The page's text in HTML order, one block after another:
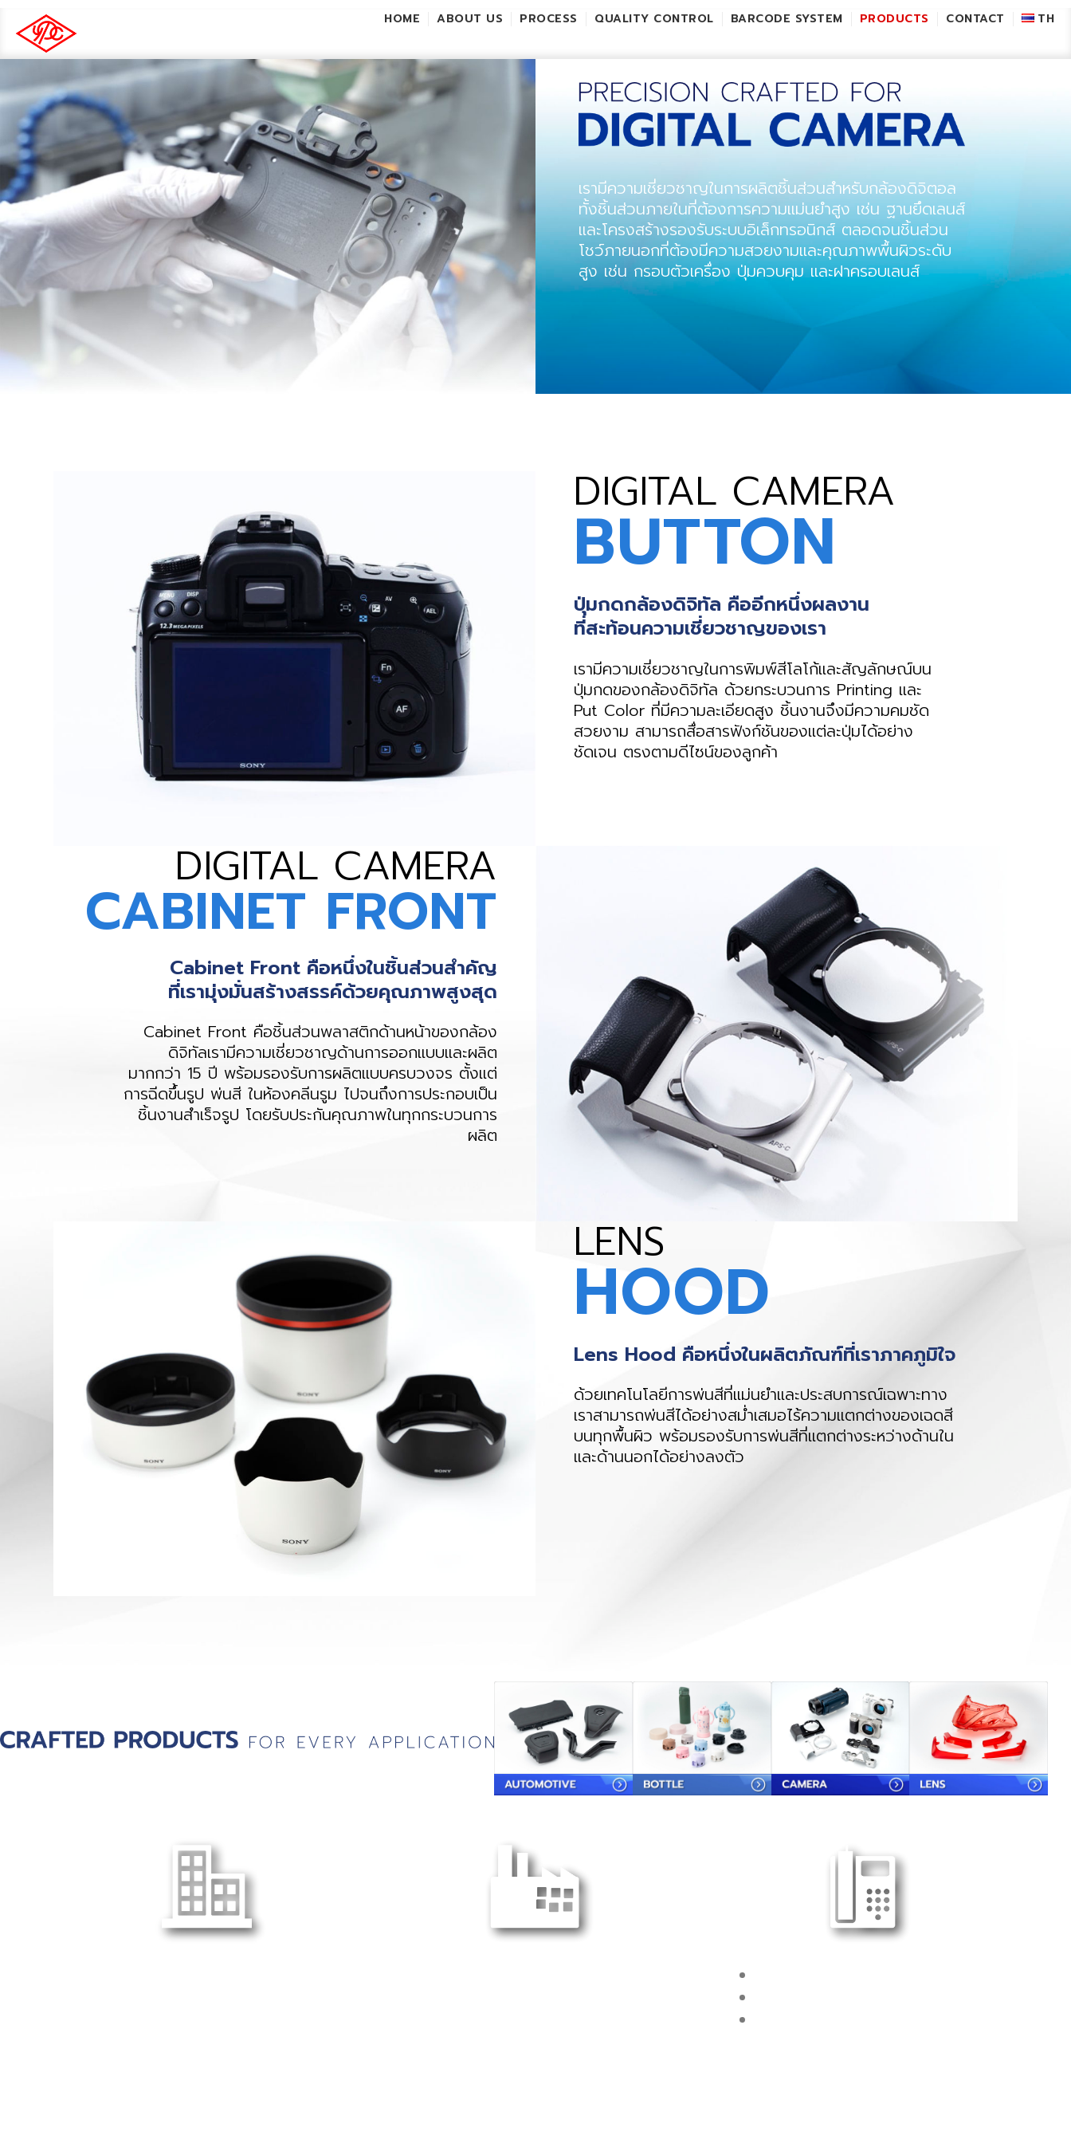
HOME ABOUT US PROCESS QUALITY CONTROL BARCODE SYSTEM PRODUCTS CONTACT TH
เรามีความเชี่ยวชาญในการผลิตชิ้นส่วนสำหรับกล้องดิจิตอล
ทั้งชิ้นส่วนภายในที่ต้องการความแม่นยำสูง เช่น ฐานยึดเลนส์
และโครงสร้างรองรับระบบอิเล็กทรอนิกส์ ตลอดจนชิ้นส่วน
โชว์ภายนอกที่ต้องมีความสวยงามและคุณภาพพื้นผิวระดับ
สูง เช่น กรอบตัวเครื่อง ปุ่มควบคุม และฝาครอบเลนส์
DIGITAL CAMERA
BUTTON
ปุ่มกดกล้องดิจิทัล คืออีกหนึ่งผลงาน
ที่สะท้อนความเชี่ยวชาญของเรา
เรามีความเชี่ยวชาญในการพิมพ์สีโลโก้และสัญลักษณ์บน
ปุ่มกดของกล้องดิจิทัล ด้วยกระบวนการ Printing และ
Put Color ที่มีความละเอียดสูง ชิ้นงานจึงมีความคมชัด
สวยงาม สามารถสื่อสารฟังก์ชันของแต่ละปุ่มได้อย่าง
ชัดเจน ตรงตามดีไซน์ของลูกค้า
DIGITAL CAMERA
CABINET FRONT
Cabinet Front คือหนึ่งในชิ้นส่วนสำคัญ
ที่เรามุ่งมั่นสร้างสรรค์ด้วยคุณภาพสูงสุด
Cabinet Front คือชิ้นส่วนพลาสติกด้านหน้าของกล้อง
ดิจิทัลเรามีความเชี่ยวชาญด้านการออกแบบและผลิต
มากกว่า 15 ปี พร้อมรองรับการผลิตแบบครบวงจร ตั้งแต่
การฉีดขึ้นรูป พ่นสี ในห้องคลีนรูม ไปจนถึงการประกอบเป็น
ชิ้นงานสำเร็จรูป โดยรับประกันคุณภาพในทุกกระบวนการ
ผลิต
LENS
HOOD
Lens Hood คือหนึ่งในผลิตภัณฑ์ที่เราภาคภูมิใจ
ด้วยเทคโนโลยีการพ่นสีที่แม่นยำและประสบการณ์เฉพาะทาง
เราสามารถพ่นสีได้อย่างสม่ำเสมอไร้ความแตกต่างของเฉดสี
บนทุกพื้นผิว พร้อมรองรับการพ่นสีที่แตกต่างระหว่างด้านใน
และด้านนอกได้อย่างลงตัว